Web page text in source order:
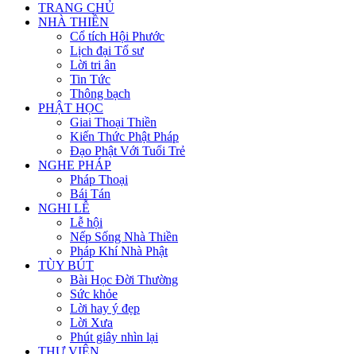
TRANG CHỦ
NHÀ THIỀN
Cổ tích Hội Phước
Lịch đại Tổ sư
Lời tri ân
Tin Tức
Thông bạch
PHẬT HỌC
Giai Thoại Thiền
Kiến Thức Phật Pháp
Đạo Phật Với Tuổi Trẻ
NGHE PHÁP
Pháp Thoại
Bái Tán
NGHI LỄ
Lễ hội
Nếp Sống Nhà Thiền
Pháp Khí Nhà Phật
TÙY BÚT
Bài Học Đời Thường
Sức khỏe
Lời hay ý đẹp
Lời Xưa
Phút giây nhìn lại
THƯ VIỆN